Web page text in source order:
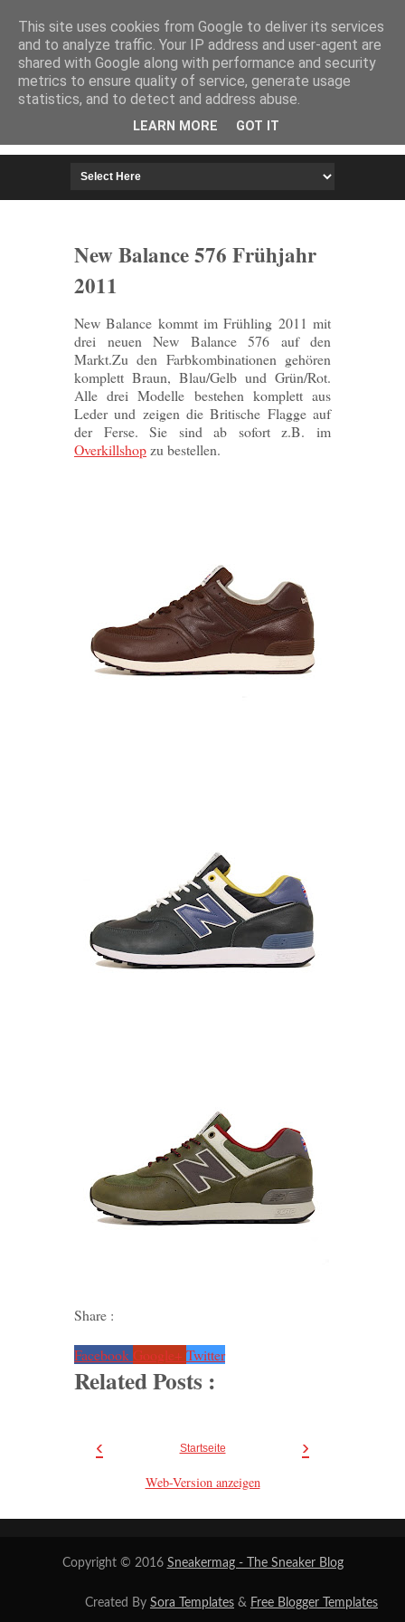
HOME IMPRESSUM
New Balance 576 Frühjahr
2011
New Balance kommt im Frühling 2011 mit
drei neuen New Balance 576 auf den
Markt.Zu den Farbkombinationen gehören
komplett Braun, Blau/Gelb und Grün/Rot.
Alle drei Modelle bestehen komplett aus
Leder und zeigen die Britische Flagge auf
der Ferse. Sie sind ab sofort z.B. im
Overkillshop zu bestellen.
Share :
Facebook Google+ Twitter
Related Posts :
‹ ›
Startseite
Web-Version anzeigen
Copyright © 2016 Sneakermag - The Sneaker Blog
Created By Sora Templates & Free Blogger Templates
This site uses cookies from Google to deliver its services
and to analyze traffic. Your IP address and user-agent are
shared with Google along with performance and security
metrics to ensure quality of service, generate usage
statistics, and to detect and address abuse.
LEARN MORE GOT IT